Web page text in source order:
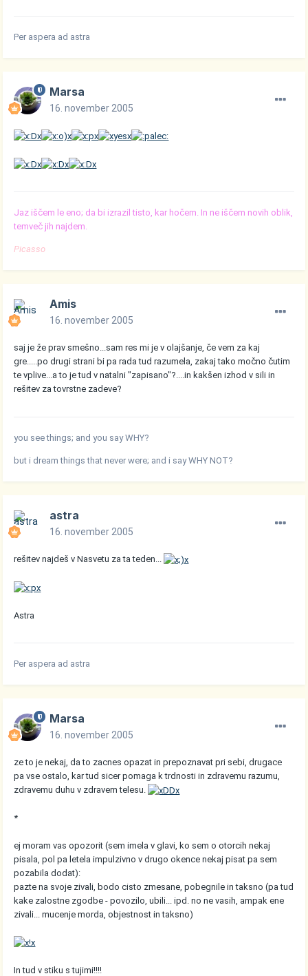
Per aspera ad astra
Marsa
16. november 2005
Jaz iščem le eno; da bi izrazil tisto, kar hočem. In ne iščem novih oblik,
temveč jih najdem.
Picasso
Amis
16. november 2005
saj je že prav smešno...sam res mi je v olajšanje, če vem za kaj
gre.....po drugi strani bi pa rada tud razumela, zakaj tako močno čutim
te vplive...a to je tud v natalni "zapisano"?....in kakšen izhod v sili in
rešitev za tovrstne zadeve?
you see things; and you say WHY?
but i dream things that never were; and i say WHY NOT?
astra
16. november 2005
rešitev najdeš v Nasvetu za ta teden...
Astra
Per aspera ad astra
Marsa
16. november 2005
ze to je nekaj, da to zacnes opazat in prepoznavat pri sebi, drugace
pa vse ostalo, kar tud sicer pomaga k trdnosti in zdravemu razumu,
zdravemu duhu v zdravem telesu.
*
ej moram vas opozorit (sem imela v glavi, ko sem o otorcih nekaj
pisala, pol pa letela impulzivno v drugo okence nekaj pisat pa sem
pozabila dodat):
pazte na svoje zivali, bodo cisto zmesane, pobegnile in taksno (pa tud
kake zalostne zgodbe - povozilo, ubili... ipd. no ne vasih, ampak ene
zivali... mucenje morda, objestnost in taksno)
In tud v stiku s tujimi!!!!